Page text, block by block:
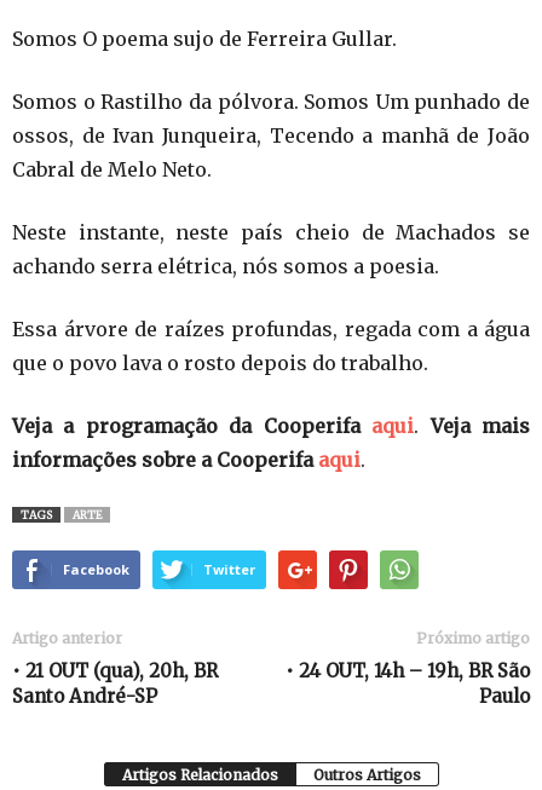
Somos O poema sujo de Ferreira Gullar.
Somos o Rastilho da pólvora. Somos Um punhado de
ossos, de Ivan Junqueira, Tecendo a manhã de João
Cabral de Melo Neto.
Neste instante, neste país cheio de Machados se
achando serra elétrica, nós somos a poesia.
Essa árvore de raízes profundas, regada com a água
que o povo lava o rosto depois do trabalho.
Veja a programação da Cooperifa aqui.Veja mais
informações sobre a Cooperifa aqui.
TAGS ARTE
Facebook Twitter
Artigo anterior
• 21 OUT (qua), 20h, BR
Santo André-SP
Próximo artigo
• 24 OUT, 14h – 19h, BR São
Paulo
Artigos Relacionados Outros Artigos